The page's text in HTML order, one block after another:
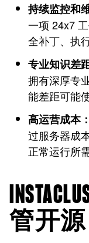
持续监控和
一项 24x7
全补丁、执
专业知识差
拥有深厚专
能差距可能
高运营成本：
过服务器成
正常运行所
管开源